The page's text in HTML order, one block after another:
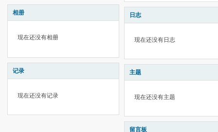
相册
现在还没有相册
记录
现在还没有记录
日志
现在还没有日志
主题
现在还没有主题
留言板